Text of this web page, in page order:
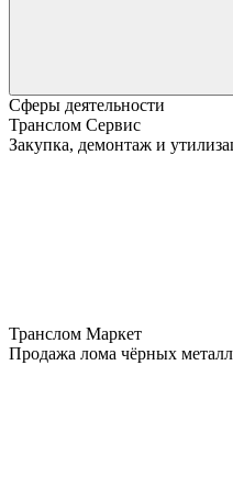
Сферы деятельности
Транслом Сервис
Закупка, демонтаж и
Транслом Маркет
Продажа лома чёрных